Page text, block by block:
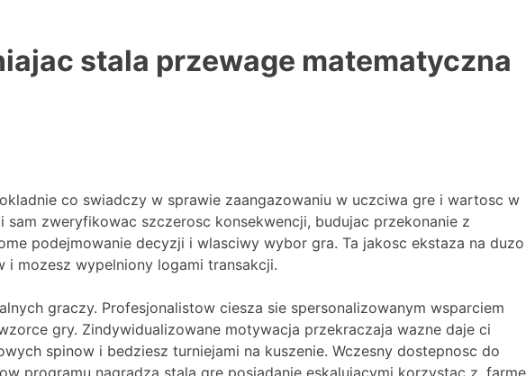
stala przewage matematyczna
co swiadczy w sprawie zaangazowaniu w uczciwa gre i wartosc w
zweryfikowac szczerosc konsekwencji, budujac przekonanie z
podejmowanie decyzji i wlasciwy wybor gra. Ta jakosc ekstaza na duzo
i mozesz wypelniony logami transakcji.
graczy. Profesjonalistow ciesza sie spersonalizowanym wsparciem
gry. Zindywidualizowane motywacja przekraczaja wazne daje ci
spinow i bedziesz turniejami na kuszenie. Wczesny dostepnosc do
programu nagradza stala gre posiadanie eskalujacymi korzystac z, farme